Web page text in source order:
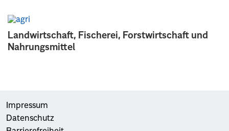
Landwirtschaft, Fischerei, Forstwirtschaft und
Nahrungsmittel
Impressum
Datenschutz